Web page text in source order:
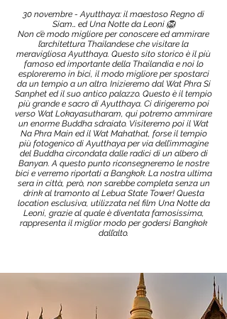
30 novembre - Ayutthaya: il maestoso Regno di
Siam… ed Una Notte da Leoni 🦁
Non c’è modo migliore per conoscere ed ammirare
l’architettura Thailandese che visitare la
meravigliosa Ayutthaya. Questo sito storico è il più
famoso ed importante della Thailandia e noi lo
esploreremo in bici, il modo migliore per spostarci
da un tempio a un altro. Inizieremo dal Wat Phra Si
Sanphet ed il suo antico palazzo. Questo è il tempio
più grande e sacro di Ayutthaya. Ci dirigeremo poi
verso Wat Lokayasutharam, qui potremo ammirare
un enorme Buddha sdraiato. Visiteremo poi il Wat
Na Phra Main ed il Wat Mahathat, forse il tempio
più fotogenico di Ayutthaya per via dell’immagine
del Buddha circondata dalle radici di un albero di
Banyan. A questo punto riconsegneremo le nostre
bici e verremo riportati a Bangkok. La nostra ultima
sera in città, però, non sarebbe completa senza un
drink al tramonto al Lebua State Tower! Questa
location esclusiva, utilizzata nel film Una Notte da
Leoni, grazie al quale è diventata famosissima,
rappresenta il miglior modo per godersi Bangkok
dall’alto.